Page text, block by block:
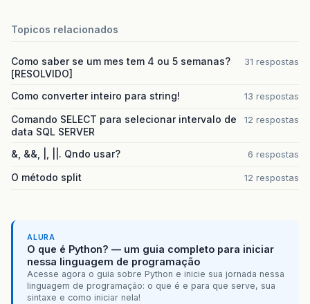
Topicos relacionados
Como saber se um mes tem 4 ou 5 semanas?
[RESOLVIDO]
31 respostas
Como converter inteiro para string! 13 respostas
Comando SELECT para selecionar intervalo de
data SQL SERVER
12 respostas
&, &&, |, ||. Qndo usar? 6 respostas
O método split 12 respostas
ALURA
O que é Python? — um guia completo para iniciar
nessa linguagem de programação
Acesse agora o guia sobre Python e inicie sua jornada nessa
linguagem de programação: o que é e para que serve, sua
sintaxe e como iniciar nela!